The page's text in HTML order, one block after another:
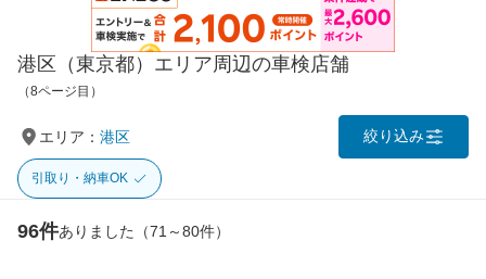
港区（東京都）エリア周辺の車検店舗
（8ページ目）
エリア： 港区 絞り込み
引取り・納車OK
96件ありました（71～80件）